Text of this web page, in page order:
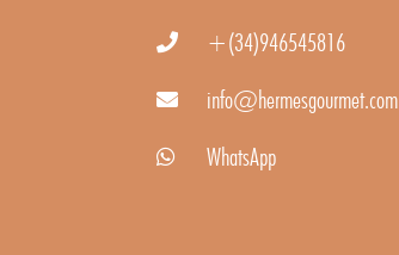
+(34)946545816
info@hermesgourmet.com
WhatsApp